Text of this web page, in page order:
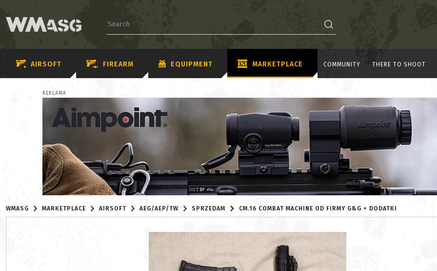
AIRSOFT FIREARM EQUIPMENT MARKETPLACE COMMUNITY THERE TO SHOOT
REKLAMA
WMASG MARKETPLACE AIRSOFT AEG/AEP/TW SPRZEDAM CM.16 COMBAT MACHINE OD FIRMY G&G + DODATKI